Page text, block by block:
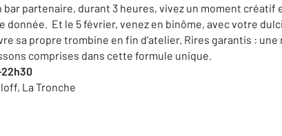
bar partenaire, durant 3 heures, vivez un moment
donnée. Et le 5 février, venez en binôme, avec votre
sa propre trombine en fin d’atelier. Rires garantis : une
comprises dans cette formule unique.
La Tronche